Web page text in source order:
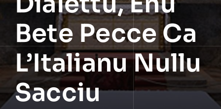
Bete Pecce Ca
L’Italianu Nullu
Sacciu